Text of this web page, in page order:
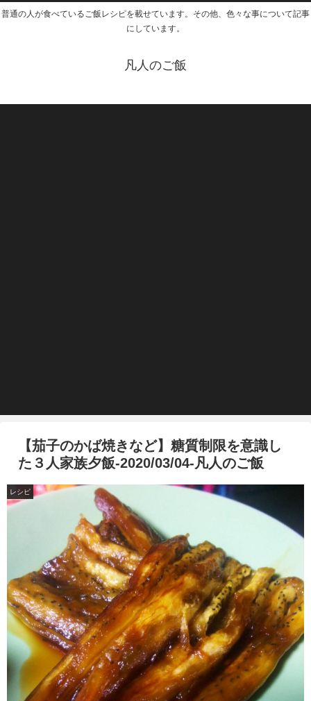
普通の人が食べているご飯レシピを載せています。その他、色々な事について記事
にしています。
凡人のご飯
【茄子のかば焼きなど】糖質制限を意識し
た３人家族夕飯-2020/03/04-凡人のご飯
レシピ